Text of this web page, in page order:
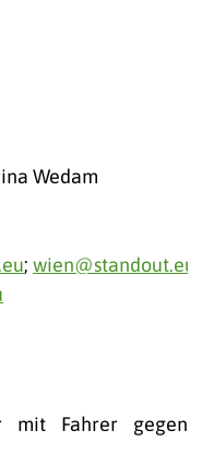
Wedam
; wien@standout.eu
mit Fahrer gegen